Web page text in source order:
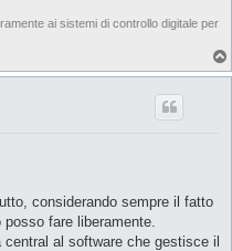
ai sistemi di controllo digitale per
considerando sempre il fatto
fare liberamente.
al software che gestisce il